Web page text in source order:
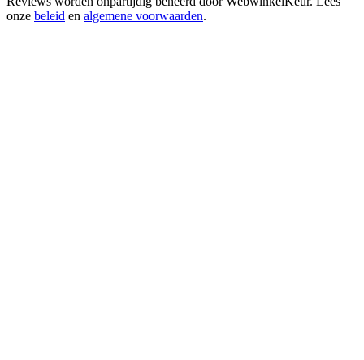
onze beleid en algemene voorwaarden.